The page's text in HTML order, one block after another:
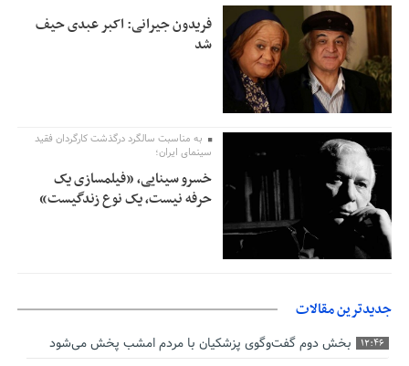
فریدون جیرانی: اکبر عبدی حیف
شد
به مناسبت سالگرد درگذشت کارگردان فقید
سینمای ایران؛
خسرو سینایی، «فیلمسازی یک
حرفه نیست، یک نوع زندگیست»
جدیدترین مقالات
12:46 بخش دوم گفت‌وگوی پزشکیان با مردم امشب پخش می‌شود